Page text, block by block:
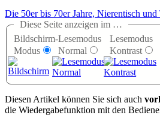
Die 50er bis 70er Jahre, Nierentisch und
Diese Seite anzeigen im …
Bildschirm-
Modus
Lesemodus
Normal
Lesemodus
Kontrast
Diesen Artikel können Sie sich auch
die Wiedergabefunktion mit den